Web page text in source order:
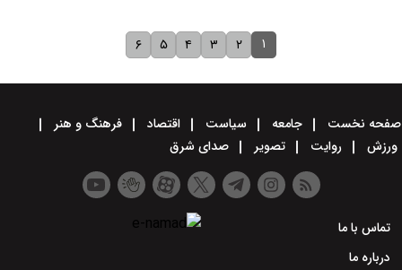
۱ ۲ ۳ ۴ ۵ ۶
صفحه نخست جامعه سیاست اقتصاد
فرهنگ و هنر
ورزش
روایت تصویر صدای شرق
تماس با ما
درباره ما